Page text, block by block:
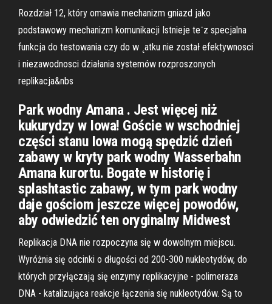
Rozdział 12, który omawia mechanizm gniazd jako
podstawowy mechanizm komunikacji Istnieje te˙z specjalna
funkcja do testowania czy do w ˛atku nie został efektywnosci
i niezawodnosci działania systemów rozproszonych
replikacja&nbs
Park wodny Amana . Jest więcej niż
kukurydzy w Iowa! Goście w wschodniej
części stanu Iowa mogą spędzić dzień
zabawy w kryty park wodny Wasserbahn
Amana kurortu. Bogate w historię i
splashtastic zabawy, w tym park wodny
daje gościom jeszcze więcej powodów,
aby odwiedzić ten oryginalny Midwest
Replikacja DNA nie rozpoczyna się w dowolnym miejscu.
Wyróżnia się odcinki o długości od 200-300 nukleotydów, do
których przyłączają się enzymy replikacyjne - polimeraza
DNA - katalizująca reakcje łączenia się nukleotydów. Są to